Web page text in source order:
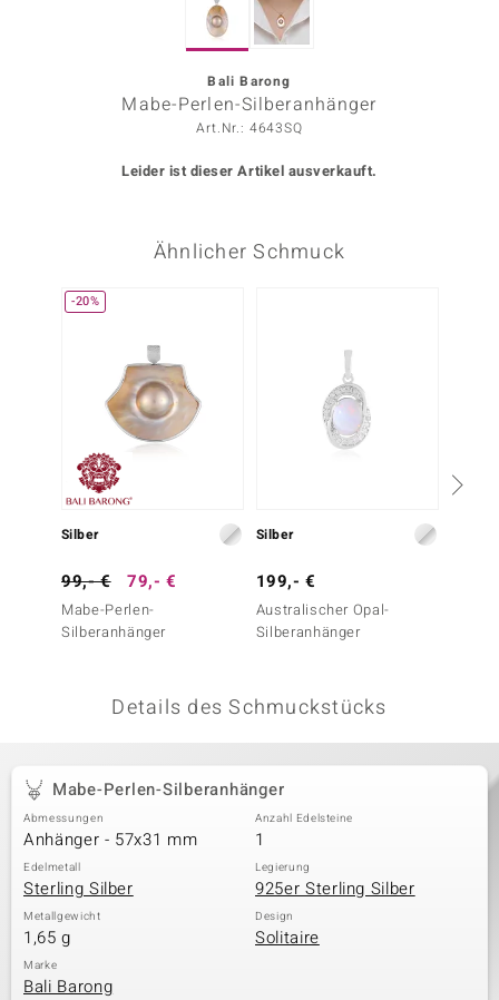
BY DE MELO
Collection
Bali Barong
Mabe-Perlen-Silberanhänger
Art.Nr.: 4643SQ
Leider ist dieser Artikel ausverkauft.
Ähnlicher Schmuck
-20%
Silber
99,- € 79,- €
Mabe-Perlen-
Silberanhänger
Silber
199,- €
Australischer Opal-
Silberanhänger
Details des Schmuckstücks
Mabe-Perlen-Silberanhänger
Abmessungen
Anhänger - 57x31 mm
Anzahl Edelsteine
1
Edelmetall
Sterling Silber
Legierung
925er Sterling Silber
Metallgewicht
1,65 g
Design
Solitaire
Marke
Bali Barong